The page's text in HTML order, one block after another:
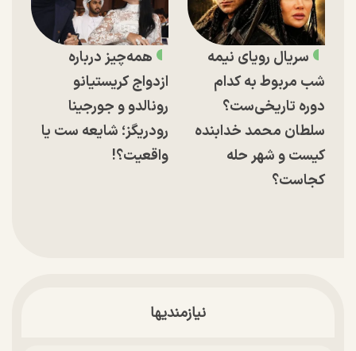
سریال رویای نیمه
شب مربوط به کدام
دوره تاریخی‌ست؟
سلطان محمد خدابنده
کیست و شهر حله
کجاست؟
همه‌چیز درباره
ازدواج کریستیانو
رونالدو و جورجینا
رودریگز؛ شایعه ست یا
واقعیت؟!
نیازمندیها